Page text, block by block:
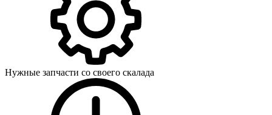
Нужные запчасти со своего скалада